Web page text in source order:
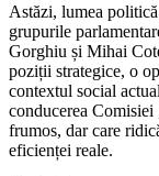
Astăzi, lumea
grupurile
Gorghiu și Mihai
poziții strategice, o
contextul social
conducerea
frumos, dar care
eficienței reale.